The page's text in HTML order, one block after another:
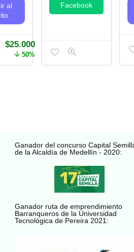
al
$25.000
50%
Facebook
Ganador del concurso Capital
de la Alcaldía de Medellín - 2020:
Ganador ruta de emprendimiento
Barranqueros de la Universidad
Tecnológica de Pereira 2021: